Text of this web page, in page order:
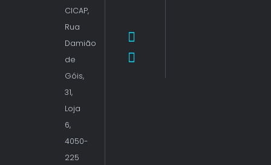
CICAP,
Rua
Damião
de
Góis,
31,
Loja
6,
4050-
225